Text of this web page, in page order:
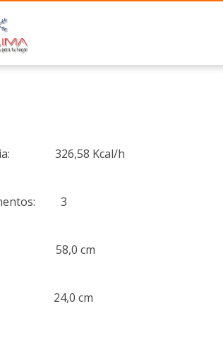
326,58 Kcal/h
3
58,0 cm
24,0 cm